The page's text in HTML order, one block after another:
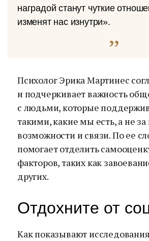
наградой станут чуткие
изменят нас изнутри».
Психолог Эрика Мартинес
и подчеркивает важность
с людьми, которые
такими, какие мы есть, а не
возможности и связи. По ее
помогает отделить
факторов, таких как
других.
Отдохните от
Как показывают